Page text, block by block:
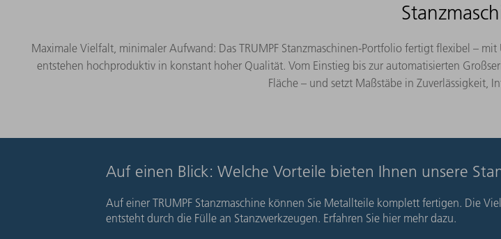
Maximale Vielfalt, minimaler Aufwand: Das TRUMPF Stanzmaschinen-Portfolio fertigt flexibel –
entstehen hochproduktiv in konstant hoher Qualität. Vom Einstieg bis zur automatisierten
Fläche – und setzt Maßstäbe in Zuverlässigkeit,
Auf einen Blick: Welche Vorteile bieten Ihnen unsere
Auf einer TRUMPF Stanzmaschine können Sie Metallteile komplett fertigen. Die
entsteht durch die Fülle an Stanzwerkzeugen. Erfahren Sie hier mehr dazu.